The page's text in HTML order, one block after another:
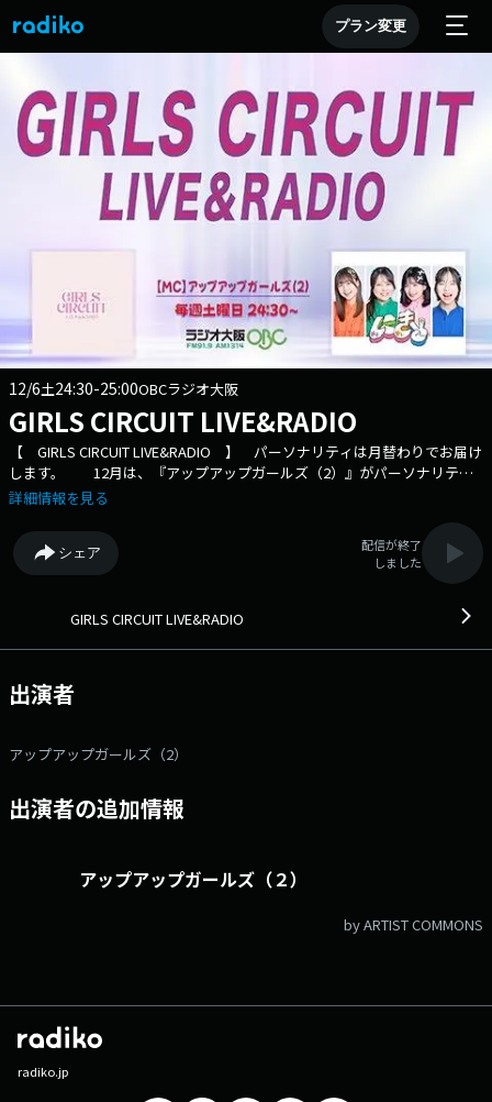
プラン変更
12/6土24:30-25:00OBCラジオ大阪
GIRLS CIRCUIT LIVE&RADIO
【 GIRLS CIRCUIT LIVE&RADIO 】 パーソナリティは月替わりでお届け
します。 12月は、『アップアップガールズ（2）』がパーソナリティ
を担当します！ ------------------------------ ●メールアドレス
https://wildseven.jp/2025/06/
詳細情報を見る
シェア
配信が終了
しました
GIRLS CIRCUIT LIVE&RADIO
出演者
アップアップガールズ（2）
出演者の追加情報
アップアップガールズ（２）
by ARTIST COMMONS
radiko.jp